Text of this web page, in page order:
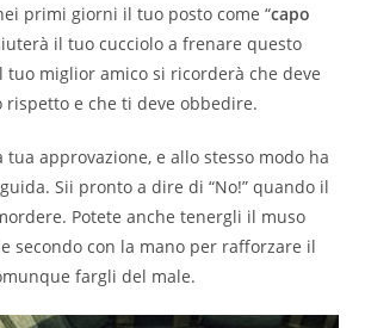
primi giorni il tuo posto come “capo
il tuo cucciolo a frenare questo
tuo miglior amico si ricorderà che deve
rispetto e che ti deve obbedire.
tua approvazione, e allo stesso modo ha
Sii pronto a dire di “No!” quando il
Potete anche tenergli il muso
secondo con la mano per rafforzare il
fargli del male.